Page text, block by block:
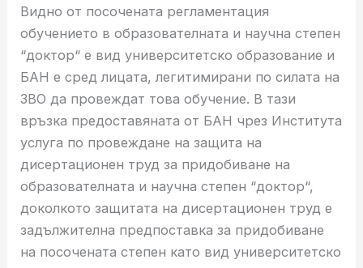
Видно от посочената регламентация
обучението в образователната и научна степен
“доктор“ е вид университетско образование и
БАН е сред лицата, легитимирани по силата на
ЗВО да провеждат това обучение. В тази
връзка предоставяната от БАН чрез Института
услуга по провеждане на защита на
дисертационен труд за придобиване на
образователната и научна степен “доктор“,
доколкото защитата на дисертационен труд е
задължителна предпоставка за придобиване
на посочената степен като вид университетско